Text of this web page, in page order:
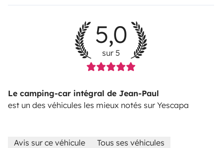
5,0
sur 5
Le camping-car intégral de Jean-Paul
est un des véhicules les mieux notés sur Yescapa
Avis sur ce véhicule Tous ses véhicules